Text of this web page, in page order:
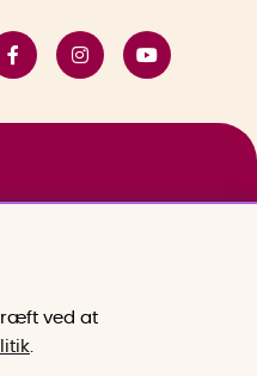
ved at